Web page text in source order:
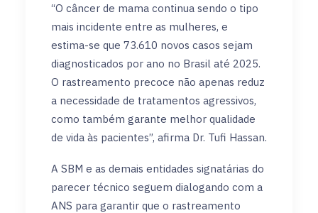
“O câncer de mama continua sendo o tipo
mais incidente entre as mulheres, e
estima-se que 73.610 novos casos sejam
diagnosticados por ano no Brasil até 2025.
O rastreamento precoce não apenas reduz
a necessidade de tratamentos agressivos,
como também garante melhor qualidade
de vida às pacientes”, afirma Dr. Tufi Hassan.
A SBM e as demais entidades signatárias do
parecer técnico seguem dialogando com a
ANS para garantir que o rastreamento